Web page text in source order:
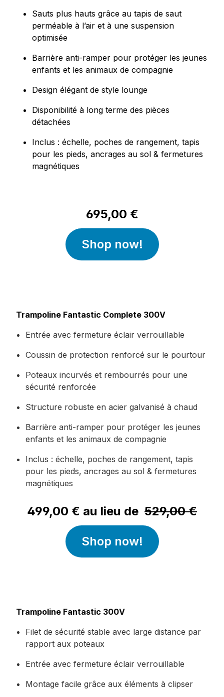
Sauts plus hauts grâce au tapis de saut
perméable à l’air et à une suspension
optimisée
Barrière anti-ramper pour protéger les jeunes
enfants et les animaux de compagnie
Design élégant de style lounge
Disponibilité à long terme des pièces
détachées
Inclus : échelle, poches de rangement, tapis
pour les pieds, ancrages au sol & fermetures
magnétiques
695,00 €
Shop now!
Trampoline Fantastic Complete 300V
Entrée avec fermeture éclair verrouillable
Coussin de protection renforcé sur le pourtour
Poteaux incurvés et rembourrés pour une
sécurité renforcée
Structure robuste en acier galvanisé à chaud
Barrière anti-ramper pour protéger les jeunes
enfants et les animaux de compagnie
Inclus : échelle, poches de rangement, tapis
pour les pieds, ancrages au sol & fermetures
magnétiques
499,00 € au lieu de 529,00 €
Shop now!
Trampoline Fantastic 300V
Filet de sécurité stable avec large distance par
rapport aux poteaux
Entrée avec fermeture éclair verrouillable
Montage facile grâce aux éléments à clipser